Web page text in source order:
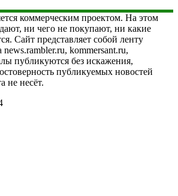
коммерческим проектом. На этом
ни чего не покупают, ни какие
Сайт представляет собой ленту
news.rambler.ru, kommersant.ru,
публикуются без искажения,
публикуемых новостей
не несёт.